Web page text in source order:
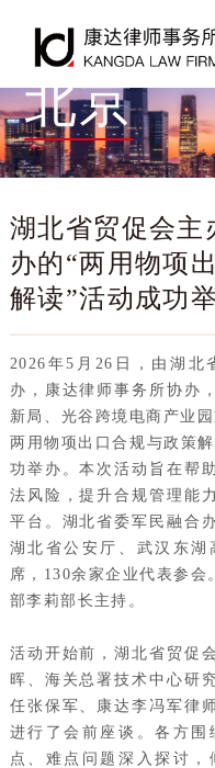
北京
湖北省贸促会主
办的“两用物项
解读”活动成功
2026年5月26日，由湖北
办，康达律师事务所协办
新局、光谷跨境电商产业
两用物项出口合规与政策
功举办。本次活动旨在帮
法风险，提升合规管理能
平台。湖北省委军民融合
湖北省公安厅、武汉东湖
席，130余家企业代表参
部李莉部长主持。
活动开始前，湖北省贸促
晖、海关总署技术中心研
任张保军、康达李冯军律
进行了会前座谈。各方
点、难点问题深入探讨